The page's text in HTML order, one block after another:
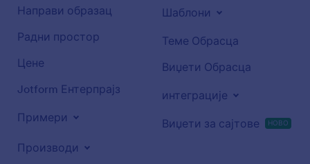
Направи образац
Радни простор
Цене
Jotform Ентерпрајз
Примери
Производи
Шаблони
Теме Обрасца
Виџети Обрасца
интеграције
Виџети за сајтове НОВО